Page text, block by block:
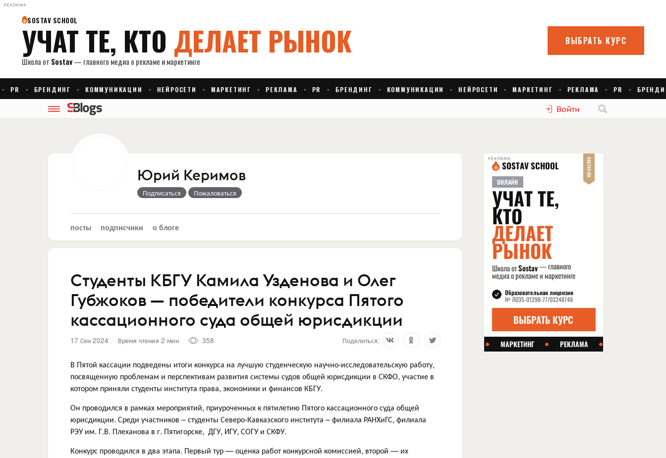
РЕКЛАМА
Войти
Юрий Керимов
Подписаться Пожаловаться
посты подписчики о блоге
Студенты КБГУ Камила Узденова и Олег
Губжоков — победители конкурса Пятого
кассационного суда общей юрисдикции
17 Сен 2024 Время чтения 2 мин 358 Поделиться:
В Пятой кассации подведены итоги конкурса на лучшую студенческую научно-исследовательскую работу,
посвященную проблемам и перспективам развития системы судов общей юрисдикции в СКФО, участие в
котором приняли студенты института права, экономики и финансов КБГУ.
Он проводился в рамках мероприятий, приуроченных к пятилетию Пятого кассационного суда общей
юрисдикции. Среди участников – студенты Северо-Кавказского института – филиала РАНХиГС, филиала
РЭУ им. Г.В. Плеханова в г. Пятигорске, ДГУ, ИГУ, СОГУ и СКФУ.
Конкурс проводился в два этапа. Первый тур — оценка работ конкурсной комиссией, второй — их
РЕКЛАМА